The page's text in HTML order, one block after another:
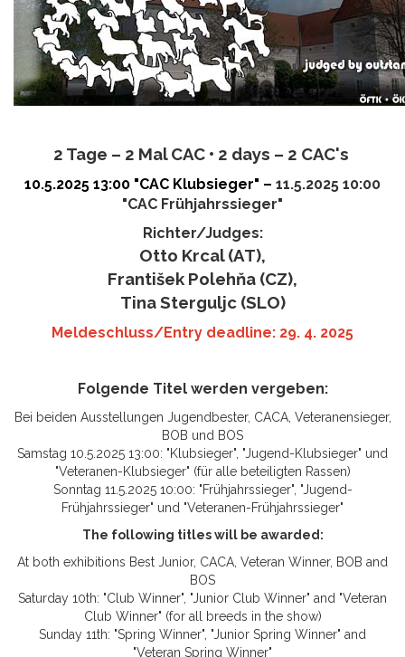
2 Tage – 2 Mal CAC • 2 days – 2 CAC's
10.5.2025 13:00 "CAC Klubsieger" – 11.5.2025 10:00
"CAC Frühjahrssieger"
Richter/Judges:
Otto Krcal (AT),
František Polehňa (CZ),
Tina Sterguljc (SLO)
Meldeschluss/Entry deadline: 29. 4. 2025
Folgende Titel werden vergeben:
Bei beiden Ausstellungen Jugendbester, CACA, Veteranensieger,
BOB und BOS
Samstag 10.5.2025 13:00: "Klubsieger", "Jugend-Klubsieger" und
"Veteranen-Klubsieger" (für alle beteiligten Rassen)
Sonntag 11.5.2025 10:00: "Frühjahrssieger", "Jugend-
Frühjahrssieger" und "Veteranen-Frühjahrssieger"
The following titles will be awarded:
At both exhibitions Best Junior, CACA, Veteran Winner, BOB and
BOS
Saturday 10th: "Club Winner", "Junior Club Winner" and "Veteran
Club Winner" (for all breeds in the show)
Sunday 11th: "Spring Winner", "Junior Spring Winner" and
"Veteran Spring Winner"